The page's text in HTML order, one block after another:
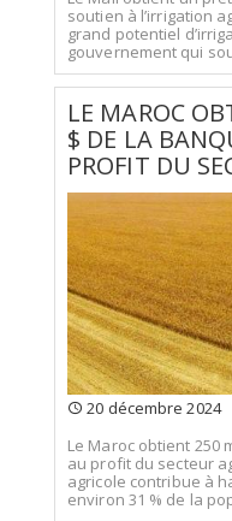
soutien à l’irrigation
grand potentiel
gouvernement qui
LE MAROC
$ DE LA
PROFIT DU
20 décembre 2024
Le Maroc obtient 250
au profit du secteur
agricole contribue à
environ 31 % de la